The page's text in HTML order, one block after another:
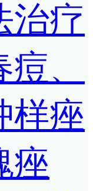
治疗
、
样痤
痤